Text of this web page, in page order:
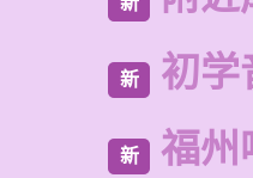
新 初学
新 福州